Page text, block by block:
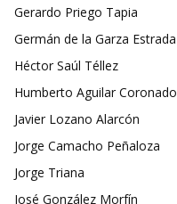
Gerardo Priego Tapia
Germán de la Garza Estrada
Héctor Saúl Téllez
Humberto Aguilar Coronado
Javier Lozano Alarcón
Jorge Camacho Peñaloza
Jorge Triana
José González Morfín